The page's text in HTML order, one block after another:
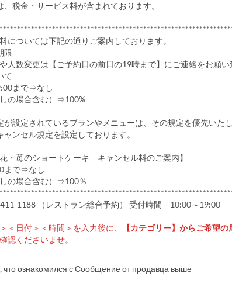
税金・サービス料が含まれております。
については下記の通りご案内しております。
限
人数変更は【ご予約日の前日の19時まで】にご連絡をお願い
て
まで⇒なし
の場合含む）⇒100%
設定されているプラ​​ンやメニューは、その規定を優先いたし
ンセル規定を設定しております。
花・苺のショートケーキ キャンセル料のご案内】
まで⇒なし
の場合含む）⇒100％
1188 （レストラン総合予約） 受付時間 10:00～19:00
＜日付＞＜時間＞を入力後に、
【カテゴリー】からご希望
認くださいませ。
ознакомился с Сообщение от продавца выше